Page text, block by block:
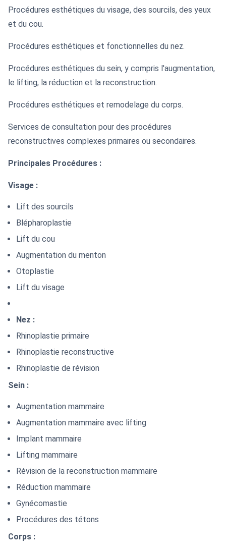
Procédures esthétiques du visage, des sourcils, des yeux
et du cou.
Procédures esthétiques et fonctionnelles du nez.
Procédures esthétiques du sein, y compris l'augmentation,
le lifting, la réduction et la reconstruction.
Procédures esthétiques et remodelage du corps.
Services de consultation pour des procédures
reconstructives complexes primaires ou secondaires.
Principales Procédures :
Visage :
Lift des sourcils
Blépharoplastie
Lift du cou
Augmentation du menton
Otoplastie
Lift du visage
Nez :
Rhinoplastie primaire
Rhinoplastie reconstructive
Rhinoplastie de révision
Sein :
Augmentation mammaire
Augmentation mammaire avec lifting
Implant mammaire
Lifting mammaire
Révision de la reconstruction mammaire
Réduction mammaire
Gynécomastie
Procédures des tétons
Corps :